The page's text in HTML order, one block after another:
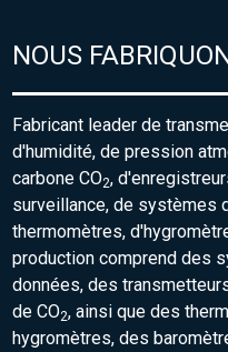
NOUS
Fabricant leader de
d'humidité, de pression
carbone CO2,
surveillance, de systèmes
thermomètres,
production comprend des
données, des
de CO2, ainsi que des
hygromètres, des